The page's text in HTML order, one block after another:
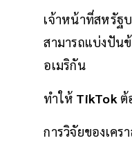
เจ้าหน้าที่สหรัฐ
สามารถแบ่งปัน
อเมริกัน
ทำให้ TikTok ต้
การวิจัยของเคร